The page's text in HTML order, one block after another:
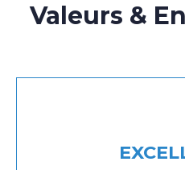
Valeurs &